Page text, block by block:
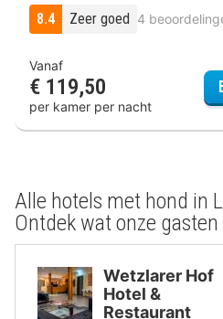
8.4 Zeer goed 4
Vanaf
€ 119,50
per kamer per nacht
Alle hotels met hond in
Ontdek wat onze gasten
Wetzlarer Hof
Hotel &
Restaurant